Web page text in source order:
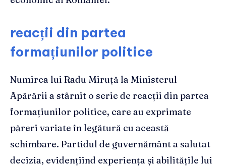
reacții din partea
formațiunilor politice
Numirea lui Radu Miruță la Ministerul
Apărării a stârnit o serie de reacții din partea
formațiunilor politice, care au exprimate
păreri variate în legătură cu această
schimbare. Partidul de guvernământ a salutat
decizia, evidențiind experiența și abilitățile lui